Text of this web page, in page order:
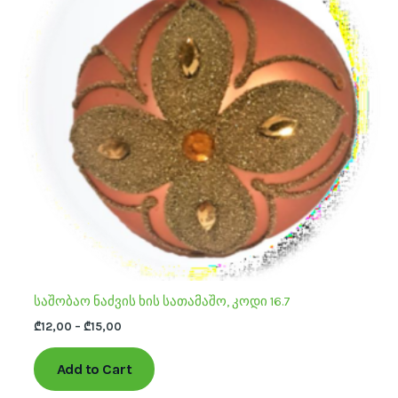
საშობაო ნაძვის ხის სათამაშო, კოდი 16.7
₾12,00 – ₾15,00
Add to Cart
variants.
The
options
may
be
chosen
on
the
product
page